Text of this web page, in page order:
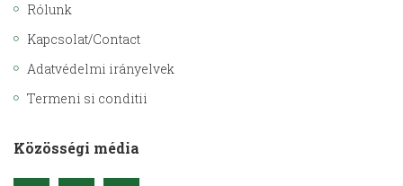
Rólunk
Kapcsolat/Contact
Adatvédelmi irányelvek
Termeni si conditii
Közösségi média